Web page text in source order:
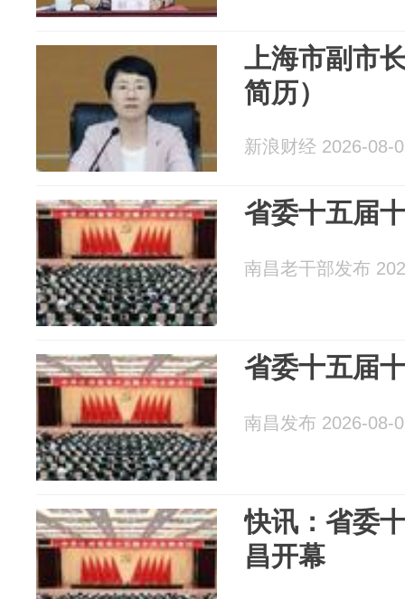
上海市副市
简历）
新浪财经 2026-08-
省委十五届
南昌老干部发布
省委十五届
南昌发布 2026-08-
快讯：省委
昌开幕